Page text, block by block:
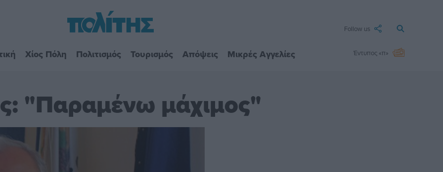
Follow us
Χίος Πόλη Πολιτισμός Τουρισμός Απόψεις Μικρές Αγγελίες Έντυπος «π»
"Παραμένω μάχιμος"